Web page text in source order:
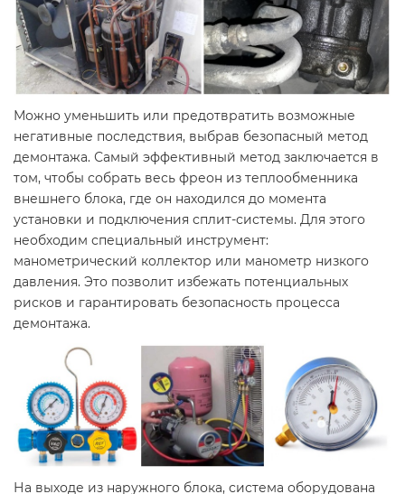
Можно уменьшить или предотвратить возможные
негативные последствия, выбрав безопасный метод
демонтажа. Самый эффективный метод заключается в
том, чтобы собрать весь фреон из теплообменника
внешнего блока, где он находился до момента
установки и подключения сплит-системы. Для этого
необходим специальный инструмент:
манометрический коллектор или манометр низкого
давления. Это позволит избежать потенциальных
рисков и гарантировать безопасность процесса
демонтажа.
На выходе из наружного блока, система оборудована